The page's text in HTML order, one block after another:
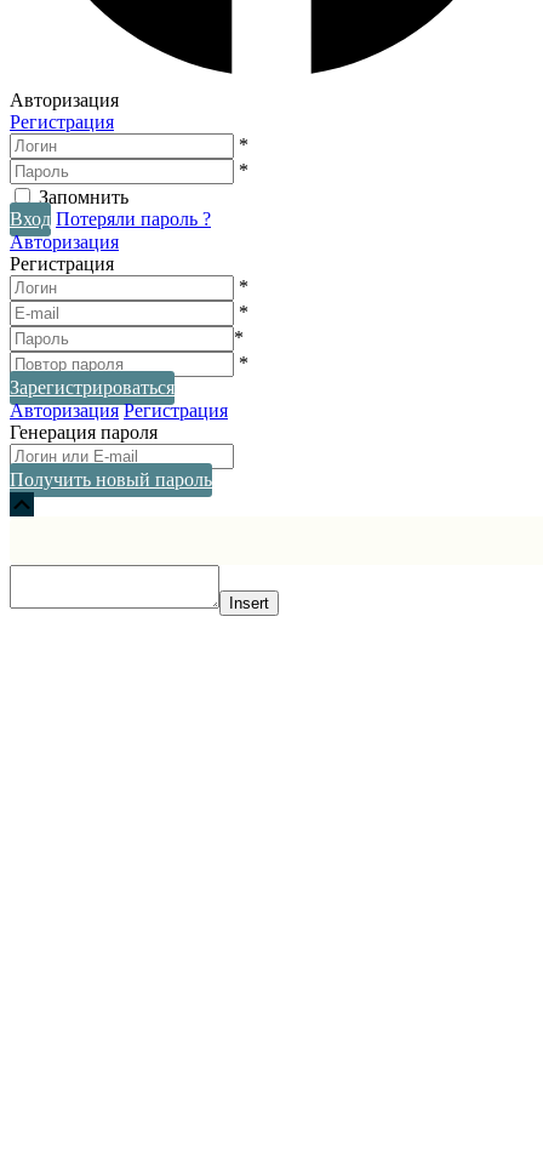
Авторизация
Регистрация
*
*
Запомнить
Вход Потеряли пароль ?
Авторизация
Регистрация
*
*
*
*
Зарегистрироваться
Авторизация Регистрация
Генерация пароля
Получить новый пароль
Прокрутка
Insert